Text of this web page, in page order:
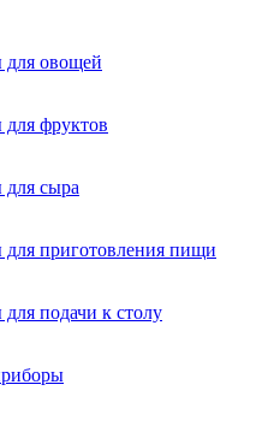
для овощей
для фруктов
для сыра
для приготовления пищи
подачи к столу